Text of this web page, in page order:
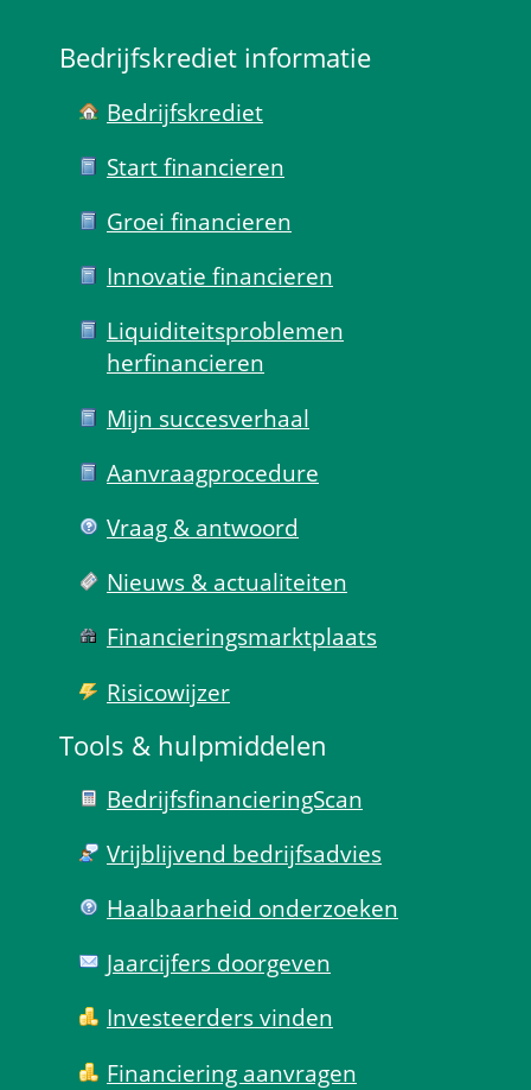
Bedrijfskrediet informatie
Bedrijfskrediet
Start financieren
Groei financieren
Innovatie financieren
Liquiditeits­problemen
herfinancieren
Mijn succes­verhaal
Aanvraag­procedure
Vraag & antwoord
Nieuws & actualiteiten
Financierings­markt­plaats
Risico­wijzer
Tools & hulp­middelen
Bedrijfsfinanciering­Scan
Vrijblijvend bedrijfs­advies
Haal­baar­heid onder­zoeken
Jaarcijfers doorgeven
Investeerders vinden
Financiering aanvragen